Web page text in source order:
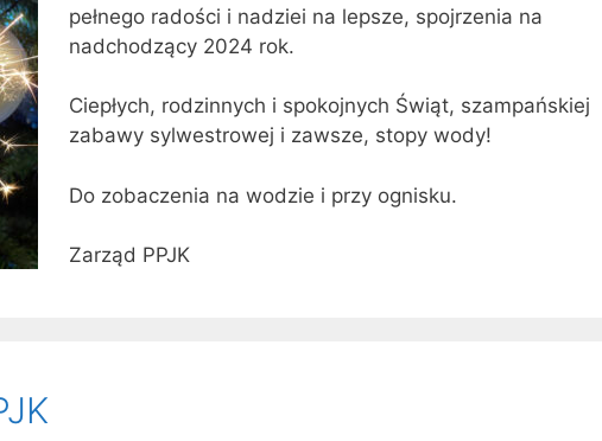
pełnego radości i nadziei na lepsze, spojrzenia na
nadchodzący 2024 rok.
Ciepłych, rodzinnych i spokojnych Świąt, szampańskiej
zabawy sylwestrowej i zawsze, stopy wody!
Do zobaczenia na wodzie i przy ognisku.
Zarząd PPJK